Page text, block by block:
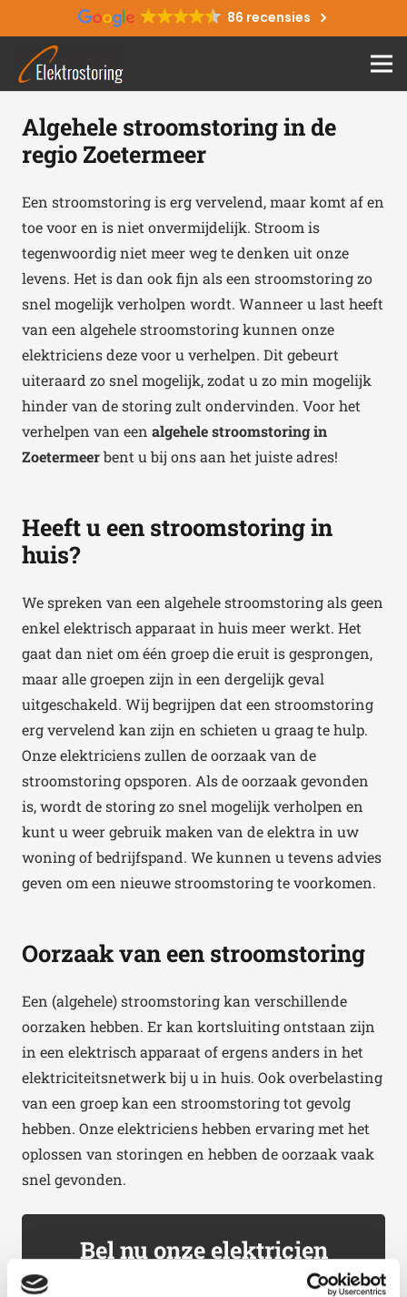
86 recensies
Algehele stroomstoring in de
regio Zoetermeer
Een stroomstoring is erg vervelend, maar komt af en
toe voor en is niet onvermijdelijk. Stroom is
tegenwoordig niet meer weg te denken uit onze
levens. Het is dan ook fijn als een stroomstoring zo
snel mogelijk verholpen wordt. Wanneer u last heeft
van een algehele stroomstoring kunnen onze
elektriciens deze voor u verhelpen. Dit gebeurt
uiteraard zo snel mogelijk, zodat u zo min mogelijk
hinder van de storing zult ondervinden. Voor het
verhelpen van een algehele stroomstoring in
Zoetermeerbent u bij ons aan het juiste adres!
Heeft u een stroomstoring in
huis?
We spreken van een algehele stroomstoring als geen
enkel elektrisch apparaat in huis meer werkt. Het
gaat dan niet om één groep die eruit is gesprongen,
maar alle groepen zijn in een dergelijk geval
uitgeschakeld. Wij begrijpen dat een stroomstoring
erg vervelend kan zijn en schieten u graag te hulp.
Onze elektriciens zullen de oorzaak van de
stroomstoring opsporen. Als de oorzaak gevonden
is, wordt de storing zo snel mogelijk verholpen en
kunt u weer gebruik maken van de elektra in uw
woning of bedrijfspand. We kunnen u tevens advies
geven om een nieuwe stroomstoring te voorkomen.
Oorzaak van een stroomstoring
Een (algehele) stroomstoring kan verschillende
oorzaken hebben. Er kan kortsluiting ontstaan zijn
in een elektrisch apparaat of ergens anders in het
elektriciteitsnetwerk bij u in huis. Ook overbelasting
van een groep kan een stroomstoring tot gevolg
hebben. Onze elektriciens hebben ervaring met het
oplossen van storingen en hebben de oorzaak vaak
snel gevonden.
Bel nu onze elektricien